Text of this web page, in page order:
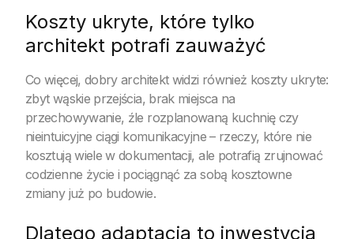
Koszty ukryte, które tylko
architekt potrafi zauważyć
Co więcej, dobry architekt widzi również koszty ukryte:
zbyt wąskie przejścia, brak miejsca na
przechowywanie, źle rozplanowaną kuchnię czy
nieintuicyjne ciągi komunikacyjne – rzeczy, które nie
kosztują wiele w dokumentacji, ale potrafią zrujnować
codzienne życie i pociągnąć za sobą kosztowne
zmiany już po budowie.
Dlatego adaptacja to inwestycja